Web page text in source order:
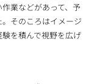
業などがあって、予
そのころはイメージ
を積んで視野を広げ